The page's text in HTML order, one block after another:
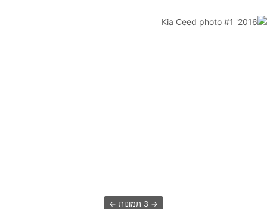
3 תמונות